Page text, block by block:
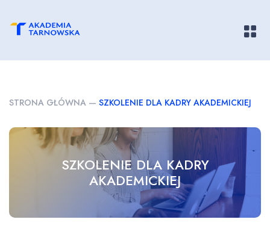
STRONA GŁÓWNA — SZKOLENIE DLA KADRY AKADEMICKIEJ
SZKOLENIE DLA KADRY
AKADEMICKIEJ